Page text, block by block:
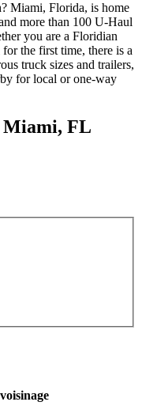
Miami, Florida, is home
more than 100 U-Haul
you are a Floridian
the first time, there is a
truck sizes and trailers,
for local or one-way
Miami, FL